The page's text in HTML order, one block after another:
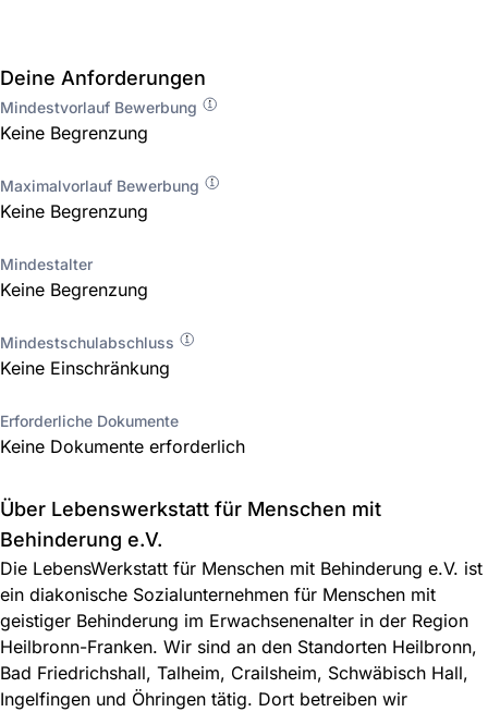
Deine Anforderungen
Mindestvorlauf Bewerbung
Keine Begrenzung
Maximalvorlauf Bewerbung
Keine Begrenzung
Mindestalter
Keine Begrenzung
Mindestschulabschluss
Keine Einschränkung
Erforderliche Dokumente
Keine Dokumente erforderlich
Über Lebenswerkstatt für Menschen mit
Behinderung e.V.
Die LebensWerkstatt für Menschen mit Behinderung e.V. ist
ein diakonische Sozialunternehmen für Menschen mit
geistiger Behinderung im Erwachsenenalter in der Region
Heilbronn-Franken. Wir sind an den Standorten Heilbronn,
Bad Friedrichshall, Talheim, Crailsheim, Schwäbisch Hall,
Ingelfingen und Öhringen tätig. Dort betreiben wir